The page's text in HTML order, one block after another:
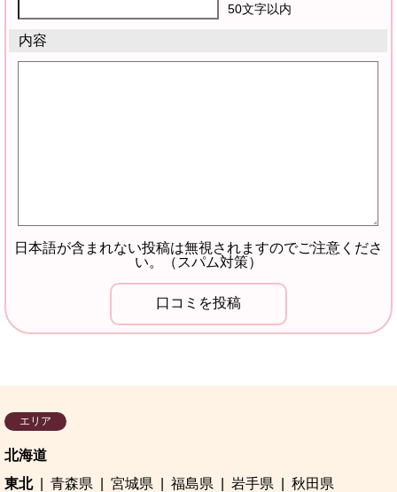
50文字以内
内容
日本語が含まれない投稿は無視されますのでご注意くださ
い。（スパム対策）
エリア
北海道
東北
青森県 宮城県 福島県 岩手県
秋田県